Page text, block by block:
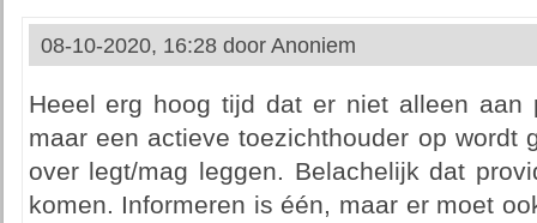
08-10-2020, 16:28 door Anoniem
Heeel erg hoog tijd dat er niet alleen aan
maar een actieve toezichthouder op wordt
over legt/mag leggen. Belachelijk dat
komen. Informeren is één, maar er moet